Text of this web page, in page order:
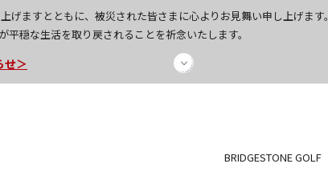
ますとともに、被災された皆さまに心よりお見舞い申し上げます。
穏な生活を取り戻されることを祈念いたします。
せ＞
・お問い合わせ＞
BRIDGESTONE GOLF